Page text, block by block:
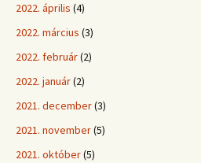
2022. április (4)
2022. március (3)
2022. február(2)
2022. január(2)
2021. december(3)
2021. november(5)
2021. október(5)